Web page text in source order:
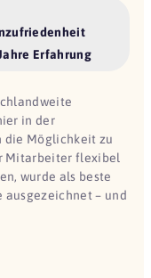
Erfahrung
in der
die Möglichkeit zu
Mitarbeiter flexibel
wurde als beste
ausgezeichnet – und